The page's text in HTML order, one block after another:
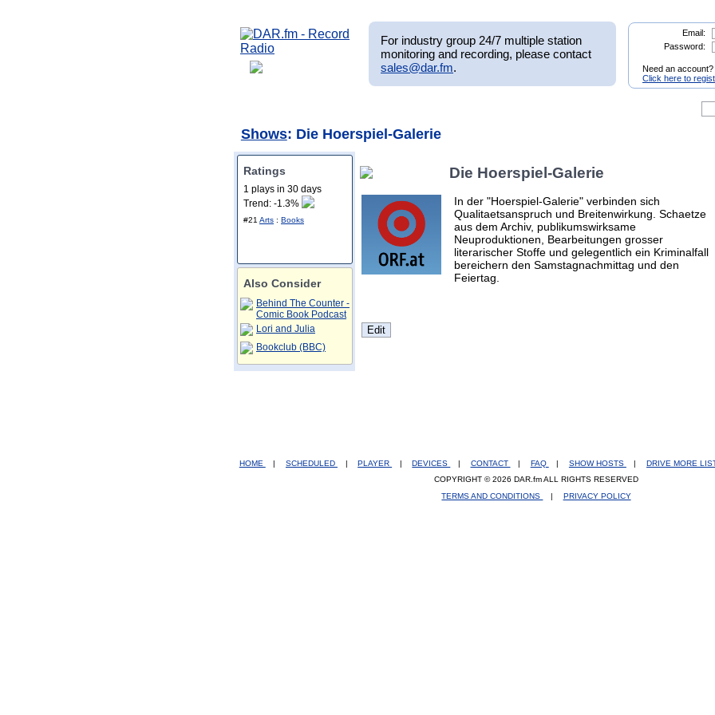
For industry group 24/7 multiple station
monitoring and recording, please contact
sales@dar.fm.
Email:
Password:
Need an account?
Click here to
Shows: Die Hoerspiel-Galerie
Ratings
1 plays in 30 days
Trend: -1.3%
#21 Arts : Books
Also Consider
Behind The Counter -
Comic Book Podcast
Lori and Julia
Bookclub (BBC)
Die Hoerspiel-Galerie
In der "Hoerspiel-Galerie" verbinden sich
Qualitaetsanspruch und Breitenwirkung. Schaetze
aus dem Archiv, publikumswirksame
Neuproduktionen, Bearbeitungen grosser
literarischer Stoffe und gelegentlich ein Kriminalfall
bereichern den Samstagnachmittag und den
Feiertag.
HOME | SCHEDULED | PLAYER | DEVICES | CONTACT | FAQ | SHOW HOSTS | DRIVE MORE
COPYRIGHT © 2026 DAR.fm ALL RIGHTS RESERVED
TERMS AND CONDITIONS
| PRIVACY POLICY